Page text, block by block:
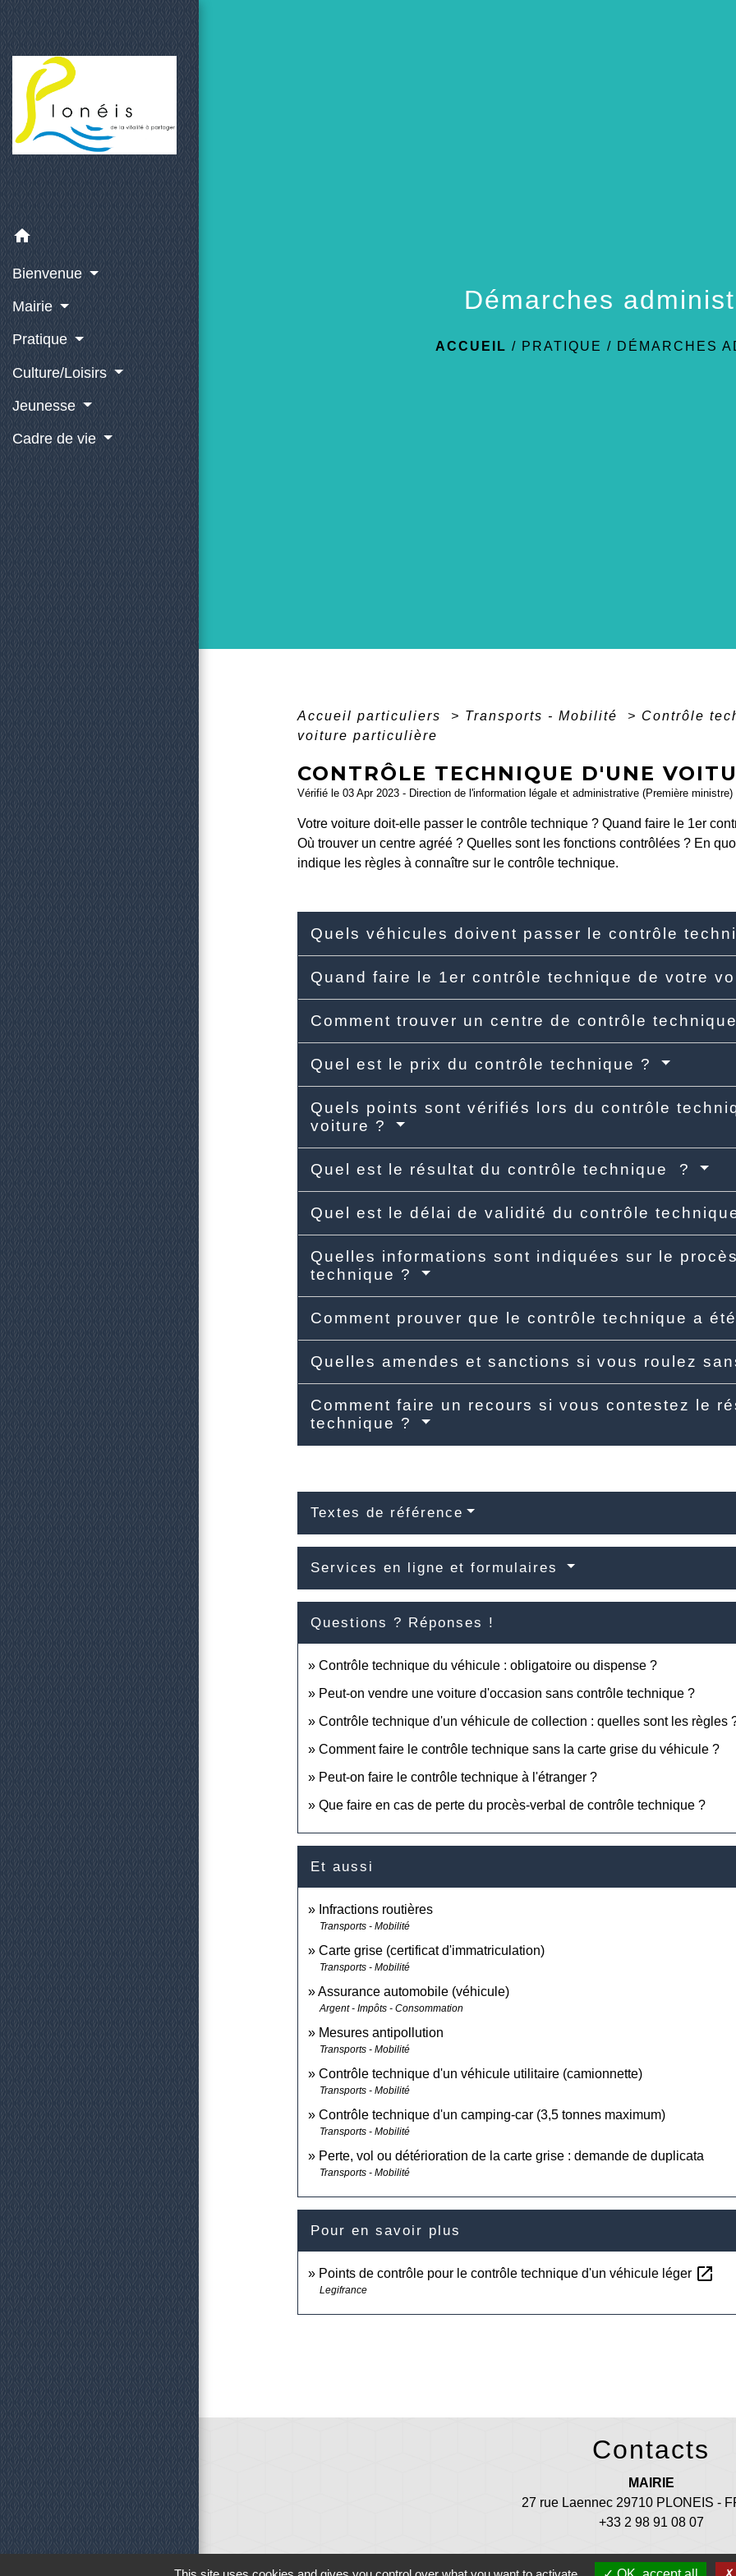
home
Bienvenue
Mairie
Pratique
Culture/Loisirs
Jeunesse
Cadre de vie
Démarches
ACCUEIL / PRATIQUE / DÉMARCHES
Accueil particuliers > Transports - Mobilité > Contrôle
voiture particulière
CONTRÔLE TECHNIQUE D'UNE
Vérifié le 03 Apr 2023 - Direction de l'information légale et administrative (Première ministre)
Votre voiture doit-elle passer le contrôle technique ? Quand faire le 1er
Où trouver un centre agréé ? Quelles sont les fonctions contrôlées ? En
indique les règles à connaître sur le contrôle technique.
Quels véhicules doivent passer le contrôle
Quand faire le 1er contrôle technique de votre
Comment trouver un centre de contrôle
Quel est le prix du contrôle technique ?
Quels points sont vérifiés lors du contrôle
voiture ?
Quel est le résultat du contrôle technique ?
Quel est le délai de validité du contrôle
Quelles informations sont indiquées sur le
technique ?
Comment prouver que le contrôle technique a
Quelles amendes et sanctions si vous roulez
Comment faire un recours si vous contestez le
technique ?
Textes de référence
Services en ligne et formulaires
Questions ? Réponses !
Contrôle technique du véhicule : obligatoire ou dispense ?
Peut-on vendre une voiture d'occasion sans contrôle technique ?
Contrôle technique d'un véhicule de collection : quelles sont les règles
Comment faire le contrôle technique sans la carte grise du véhicule ?
Peut-on faire le contrôle technique à l'étranger ?
Que faire en cas de perte du procès-verbal de contrôle technique ?
Et aussi
Infractions routières
Transports - Mobilité
Carte grise (certificat d'immatriculation)
Transports - Mobilité
Assurance automobile (véhicule)
Argent - Impôts - Consommation
Mesures antipollution
Transports - Mobilité
Contrôle technique d'un véhicule utilitaire (camionnette)
Transports - Mobilité
Contrôle technique d'un camping-car (3,5 tonnes maximum)
Transports - Mobilité
Perte, vol ou détérioration de la carte grise : demande de duplicata
Transports - Mobilité
Pour en savoir plus
Points de contrôle pour le contrôle technique d'un véhicule léger open_in_new
Legifrance
Contacts
MAIRIE
27 rue Laennec 29710 PLONEIS -
+33 2 98 91 08 07
mairie@ploneis.com